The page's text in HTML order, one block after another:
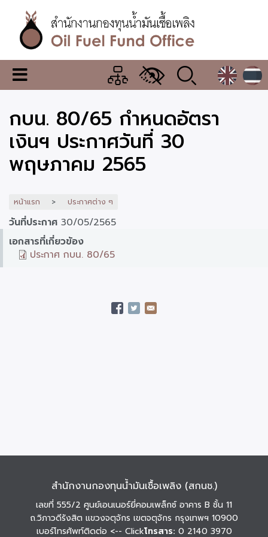
เนื้อหา
หลักสำนักงาน
กองทุน
น้ำมัน
เชื้อ
เพลิง
เมนู
เปลี่ยน
แสดง
ผล
กบน. 80/65 กำหนดอัตรา
เงินฯ ประกาศวันที่ 30
พฤษภาคม 2565
หน้าแรก ประกาศต่าง ๆ
วันที่ประกาศ 30/05/2565
เอกสารที่เกี่ยวข้อง
ประกาศ กบน. 80/65
สำนักงานกองทุนน้ำมันเชื้อเพลิง (สกนช.)
เลขที่ 555/2 ศูนย์เอนเนอร์ยี่คอมเพล็กซ์ อาคาร B ชั้น 11
ถ.วิภาวดีรังสิต แขวงจตุจักร เขตจตุจักร กรุงเทพฯ 10900
เบอร์โทรศัพท์ติดต่อ <-- Clickโทรสาร: 0 2140 3970